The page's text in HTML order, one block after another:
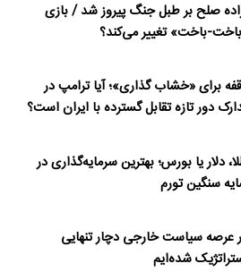
صلح بر طبل جنگ پیروز شد / بازی
باخت» تغییر می‌کند؟
برای «خشاب گذاری»؛ آیا ترامپ در
دور تازه تقابل گسترده با ایران است؟
دلار یا بورس؛ بهترین سرمایه‌گذاری در
سنگین تورم
عرصه سیاست خارجی دچار تنهایی
شده‌ایم